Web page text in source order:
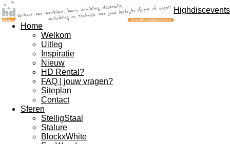
Highdiscevents
Home
Welkom
Uitleg
Inspiratie
Nieuw
HD Rental?
FAQ | jouw vragen?
Siteplan
Contact
Sferen
StelligStaal
Stalure
BlockxWhite